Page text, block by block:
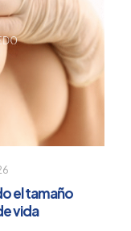
el tamaño
vida